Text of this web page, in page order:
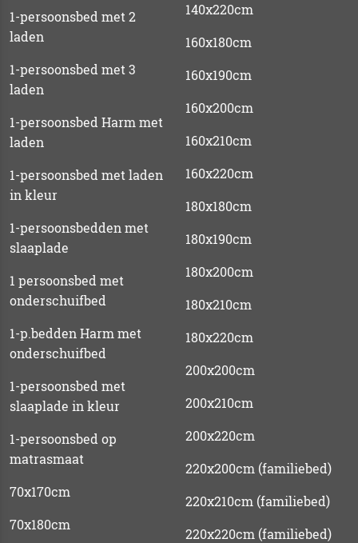
1-persoonsbed met 2
laden
1-persoonsbed met 3
laden
1-persoonsbed Harm met
laden
1-persoonsbed met laden
in kleur
1-persoonsbedden met
slaaplade
1 persoonsbed met
onderschuifbed
1-p.bedden Harm met
onderschuifbed
1-persoonsbed met
slaaplade in kleur
1-persoonsbed op
matrasmaat
70x170cm
70x180cm
140x220cm
160x180cm
160x190cm
160x200cm
160x210cm
160x220cm
180x180cm
180x190cm
180x200cm
180x210cm
180x220cm
200x200cm
200x210cm
200x220cm
220x200cm (familiebed)
220x210cm (familiebed)
220x220cm (familiebed)